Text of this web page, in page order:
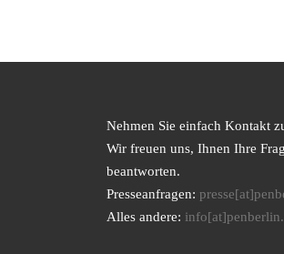
Nehmen Sie einfach Kontakt
Wir freuen uns, Ihnen Ihre
beantworten.
Presseanfragen:
Alles andere: